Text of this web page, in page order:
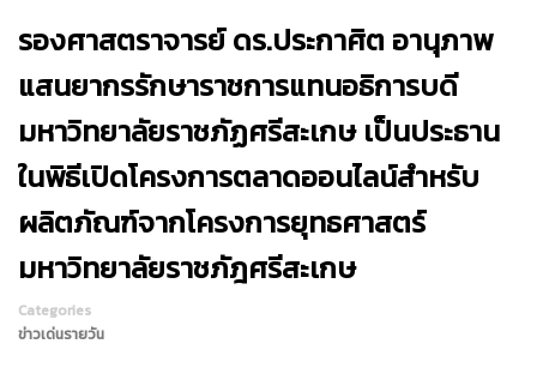
รองศาสตราจารย์ ดร.ประกาศิต อานุภาพ
แสนยากรรักษาราชการแทนอธิการบดี
มหาวิทยาลัยราชภัฏศรีสะเกษ เป็นประธาน
ในพิธีเปิดโครงการตลาดออนไลน์สำหรับ
ผลิตภัณฑ์จากโครงการยุทธศาสตร์
มหาวิทยาลัยราชภัฎศรีสะเกษ
Categories
ข่าวเด่นรายวัน